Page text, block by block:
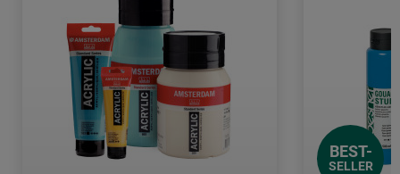
BEST-
SELLER